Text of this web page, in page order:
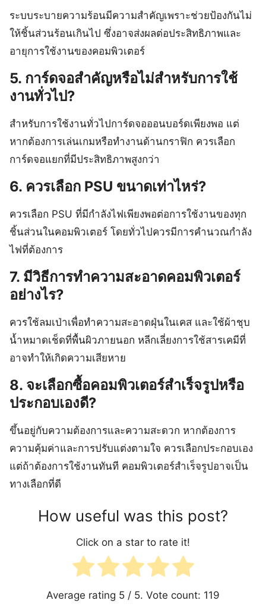
ระบบระบายความร้อนมีความสำคัญเพราะช่วยป้องกันไม่
ให้ชิ้นส่วนร้อนเกินไป ซึ่งอาจส่งผลต่อประสิทธิภาพและ
อายุการใช้งานของคอมพิวเตอร์
5. การ์ดจอสำคัญหรือไม่สำหรับการใช้
งานทั่วไป?
สำหรับการใช้งานทั่วไปการ์ดจอออนบอร์ดเพียงพอ แต่
หากต้องการเล่นเกมหรือทำงานด้านกราฟิก ควรเลือก
การ์ดจอแยกที่มีประสิทธิภาพสูงกว่า
6. ควรเลือก PSU ขนาดเท่าไหร่?
ควรเลือก PSU ที่มีกำลังไฟเพียงพอต่อการใช้งานของทุก
ชิ้นส่วนในคอมพิวเตอร์ โดยทั่วไปควรมีการคำนวณกำลัง
ไฟที่ต้องการ
7. มีวิธีการทำความสะอาดคอมพิวเตอร์
อย่างไร?
ควรใช้ลมเป่าเพื่อทำความสะอาดฝุ่นในเคส และใช้ผ้าชุบ
น้ำหมาดเช็ดที่พื้นผิวภายนอก หลีกเลี่ยงการใช้สารเคมีที่
อาจทำให้เกิดความเสียหาย
8. จะเลือกซื้อคอมพิวเตอร์สำเร็จรูปหรือ
ประกอบเองดี?
ขึ้นอยู่กับความต้องการและความสะดวก หากต้องการ
ความคุ้มค่าและการปรับแต่งตามใจ ควรเลือกประกอบเอง
แต่ถ้าต้องการใช้งานทันที คอมพิวเตอร์สำเร็จรูปอาจเป็น
ทางเลือกที่ดี
How useful was this post?
Click on a star to rate it!
Average rating 5 / 5. Vote count: 119